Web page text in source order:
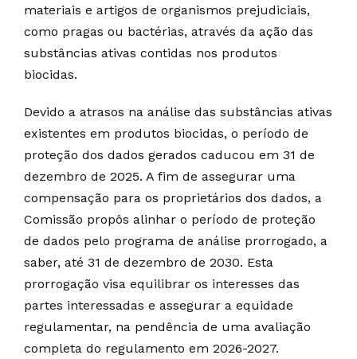
materiais e artigos de organismos prejudiciais,
como pragas ou bactérias, através da ação das
substâncias ativas contidas nos produtos
biocidas.
Devido a atrasos na análise das substâncias ativas
existentes em produtos biocidas, o período de
proteção dos dados gerados caducou em 31 de
dezembro de 2025. A fim de assegurar uma
compensação para os proprietários dos dados, a
Comissão propôs alinhar o período de proteção
de dados pelo programa de análise prorrogado, a
saber, até 31 de dezembro de 2030. Esta
prorrogação visa equilibrar os interesses das
partes interessadas e assegurar a equidade
regulamentar, na pendência de uma avaliação
completa do regulamento em 2026-2027.